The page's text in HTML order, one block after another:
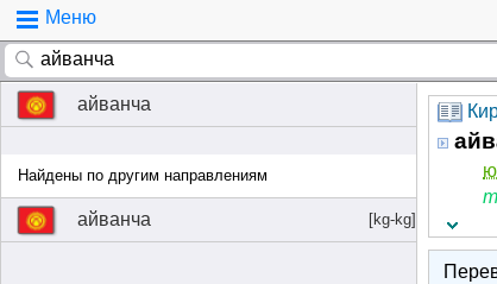
Меню
айванча
Найдены по другим направлениям
айванча [kg-kg]